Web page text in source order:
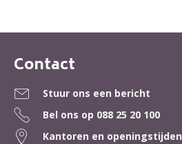
Contactinformatie
Contact
Stuur ons een bericht
Bel ons op 088 25 20 100
Kantoren en openingstijden